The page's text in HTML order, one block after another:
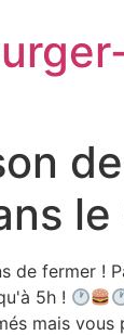
de
le
de fermer !
5h !
mais